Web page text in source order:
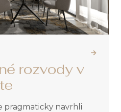
rozvody v
pragmaticky navrhli